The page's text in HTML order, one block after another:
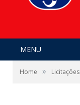
MENU
Home » Licitações